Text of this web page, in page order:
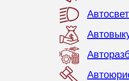
Автосвет